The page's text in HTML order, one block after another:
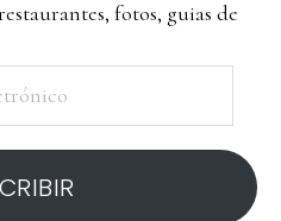
fotos, guias de